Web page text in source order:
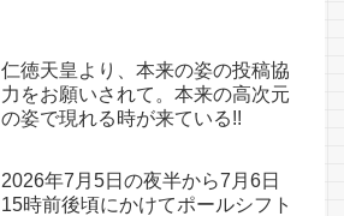
仁徳天皇より、本来の姿の投稿協
力をお願いされて。本来の高次元
の姿で現れる時が来ている!!
2026年7月5日の夜半から7月6日
15時前後頃にかけてポールシフト